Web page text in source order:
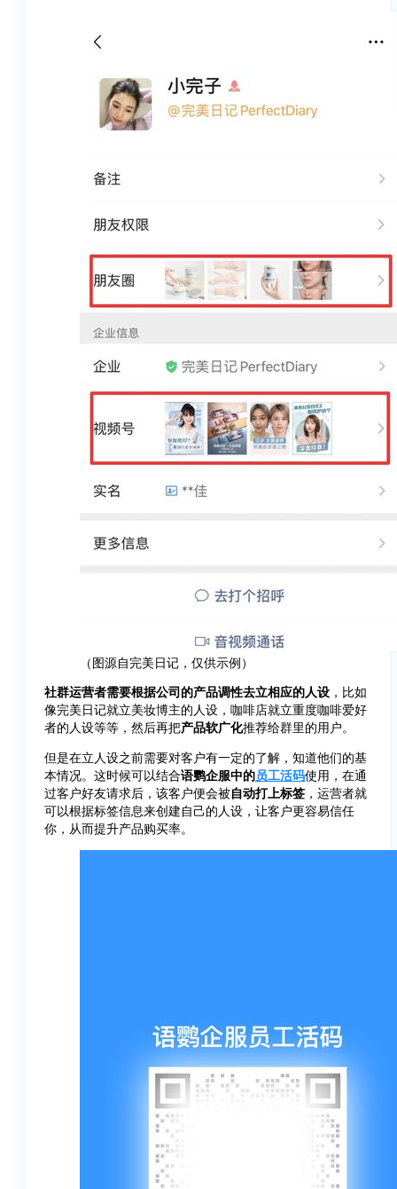
（图源自完美日记，仅供示例）
社群运营者需要根据公司的产品调性去立相应的人设 ，比如
像完美日记就立美妆博主的人设，咖啡店就立重度咖啡爱好
者的人设等等，然后再把产品软广化推荐给群里的用户。
但是在立人设之前需要对客户有一定的了解，知道他们的基
本情况。这时候可以结合语鹦企服中的员工活码使用，在通
过客户好友请求后，该客户便会被自动打上标签 ，运营者就
可以根据标签信息来创建自己的人设，让客户更容易信任
你，从而提升产品购买率。